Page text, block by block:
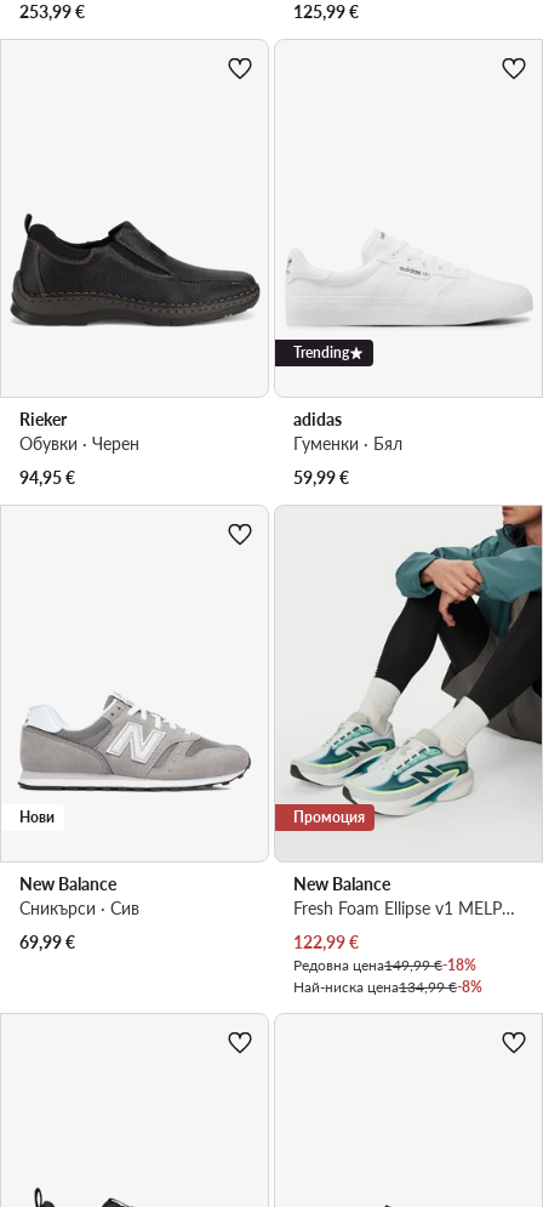
253,99€ 125,99€
Rieker
Обувки · Черен
94,95€
Trending
adidas
Гуменки · Бял
59,99€
Нови
New Balance
Сникърси · Сив
69,99€
Промоция
New Balance
Fresh Foam Ellipse v1 MELPS4B2 · Маратонки за бягане
Актуална цена
122,99€
Редовна цена149,99 €-18%
Най-ниска цена134,99 €-8%